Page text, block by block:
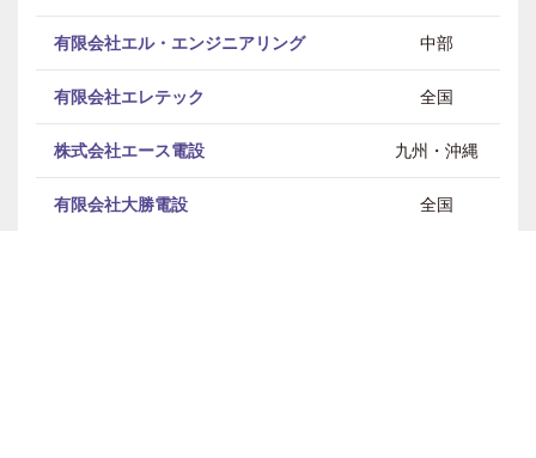
有限会社エル・エンジニアリング 中部
有限会社エレテック 全国
株式会社エース電設 九州・沖縄
有限会社大勝電設 全国